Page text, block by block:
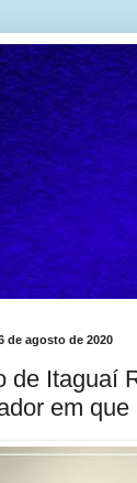
de agosto de 2020
de Itaguaí
em